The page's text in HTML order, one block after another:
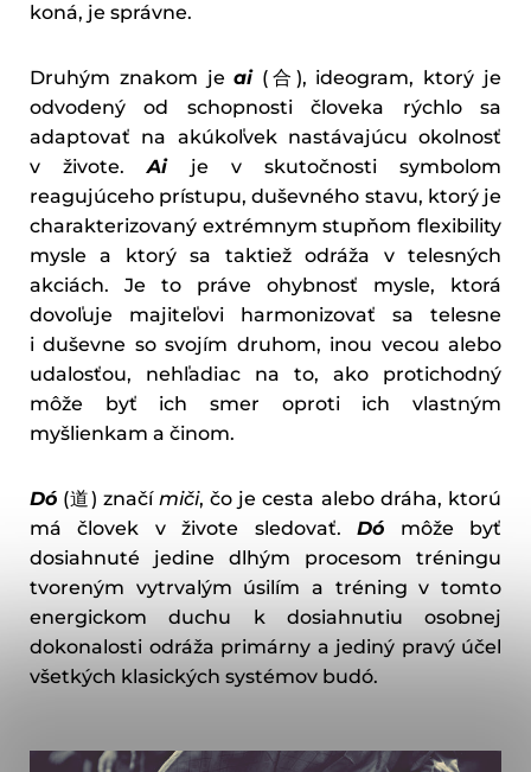
koná, je správne.
Druhým znakom jeai(合), ideogram, ktorý je
odvodený od schopnosti človeka rýchlo sa
adaptovať na akúkoľvek nastávajúcu okolnosť
v živote.Aije v skutočnosti symbolom
reagujúceho prístupu, duševného stavu, ktorý je
charakterizovaný extrémnym stupňom flexibility
mysle a ktorý sa taktiež odráža v telesných
akciách. Je to práve ohybnosť mysle, ktorá
dovoľuje majiteľovi harmonizovať sa telesne
i duševne so svojím druhom, inou vecou alebo
udalosťou, nehľadiac na to, ako protichodný
môže byť ich smer oproti ich vlastným
myšlienkam a činom.
Dó (道) značí miči, čo je cesta alebo dráha, ktorú
má človek v živote sledovať.Dó môže byť
dosiahnuté jedine dlhým procesom tréningu
tvoreným vytrvalým úsilím a tréning v tomto
energickom duchu k dosiahnutiu osobnej
dokonalosti odráža primárny a jediný pravý účel
všetkých klasických systémov budó.